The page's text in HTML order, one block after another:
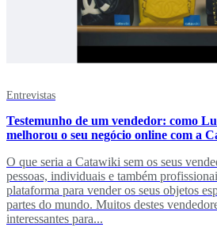
Entrevistas
Testemunho de um vendedor: como
melhorou o seu negócio online com a
O que seria a Catawiki sem os seus
pessoas, individuais e também
plataforma para vender os seus objetos
partes do mundo. Muitos destes
interessantes para...